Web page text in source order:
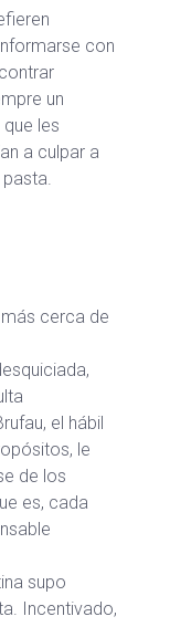
con
un
les
a culpar a
cerca de
el hábil
le
de los
es, cada
supo
Incentivado,